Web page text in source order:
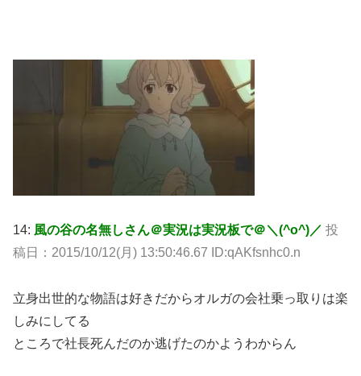
14: 風の谷の名無しさん＠実況は実況板で＠＼(^o^)／ 投
稿日：2015/10/12(月) 13:50:46.67 ID:qAKfsnhc0.n
立身出世的な物語は好きだからオルガの会社乗っ取りは楽
しみにしてる
ところで社長死んだのか逃げたのかようわからん